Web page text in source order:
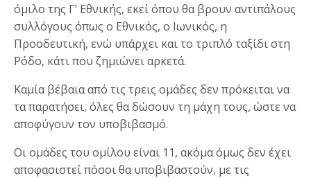
όμιλο της Γ’ Εθνικής, εκεί όπου θα βρουν αντιπάλους
συλλόγους όπως ο Εθνικός, ο Ιωνικός, η
Προοδευτική, ενώ υπάρχει και το τριπλό ταξίδι στη
Ρόδο, κάτι που ζημιώνει αρκετά.
Καμία βέβαια από τις τρεις ομάδες δεν πρόκειται να
τα παρατήσει, όλες θα δώσουν τη μάχη τους, ώστε να
αποφύγουν τον υποβιβασμό.
Οι ομάδες του ομίλου είναι 11, ακόμα όμως δεν έχει
αποφασιστεί πόσοι θα υποβιβαστούν, με τις